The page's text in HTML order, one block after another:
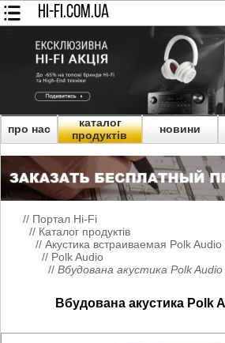
HI-FI.COM.UA
про нас
каталог
продуктів
новини
// Портал Hi-Fi
// Каталог продуктів
// Акустика встраиваемая Polk
// Polk Audio
// Вбудована акустика Polk
Вбудована акустика Polk